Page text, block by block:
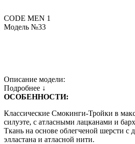
CODE MEN 1
Модель №33
Описание модели:
Подробнее ↓
ОСОБЕННОСТИ:
Классические Смокинги-Тройки в
силуэте, с атласными лацканами и
Ткань на основе облегченой шерсти с
элластана и атласной нити.